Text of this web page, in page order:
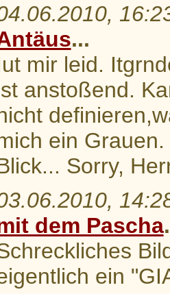
...
mir leid.
anstoßend.
ein
Sorry,
dem Pascha
ein